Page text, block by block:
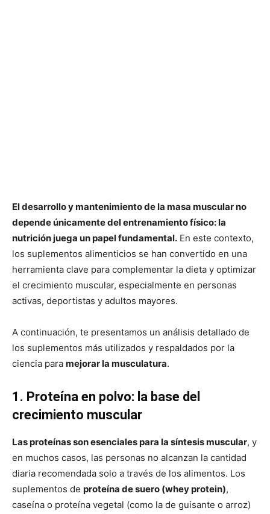
El desarrollo y mantenimiento de la masa muscular no
depende únicamente del entrenamiento físico: la
nutrición juega un papel fundamental. En este contexto,
los suplementos alimenticios se han convertido en una
herramienta clave para complementar la dieta y optimizar
el crecimiento muscular, especialmente en personas
activas, deportistas y adultos mayores.
A continuación, te presentamos un análisis detallado de
los suplementos más utilizados y respaldados por la
ciencia para mejorar la musculatura.
1. Proteína en polvo: la base del
crecimiento muscular
Las proteínas son esenciales para la síntesis muscular, y
en muchos casos, las personas no alcanzan la cantidad
diaria recomendada solo a través de los alimentos. Los
suplementos de proteína de suero (whey protein),
caseína o proteína vegetal (como la de guisante o arroz)